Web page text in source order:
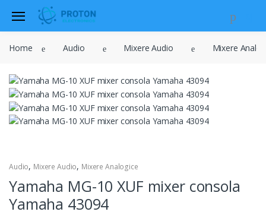
Audio
Sisteme de securitate si
Instrumente muzicale
iluminat
Retelistica , periferice PC
Cabluri
Scule si dispozitive
Home Audio Mixere Audio Mixere
Audio, Mixere Audio, Mixere Analogice
Yamaha MG-10 XUF mixer consola
Yamaha 43094